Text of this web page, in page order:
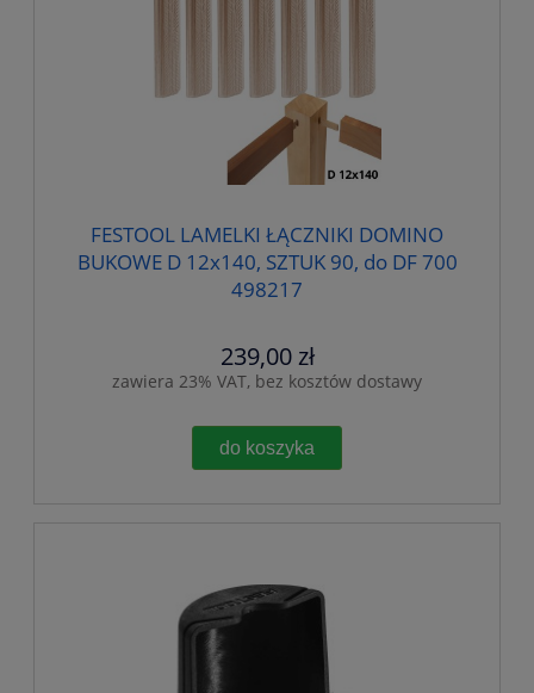
FESTOOL LAMELKI ŁĄCZNIKI DOMINO
BUKOWE D 12x140, SZTUK 90, do DF 700
498217
239,00 zł
zawiera 23% VAT, bez kosztów dostawy
do koszyka